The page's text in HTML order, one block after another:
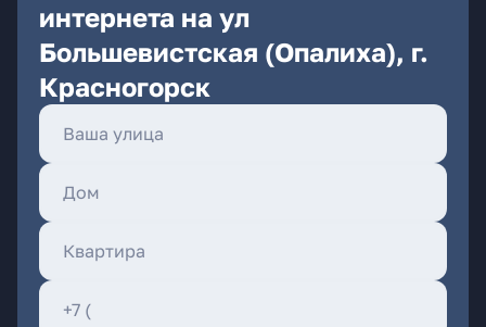
интернета на ул
Большевистская (Опалиха), г.
Красногорск